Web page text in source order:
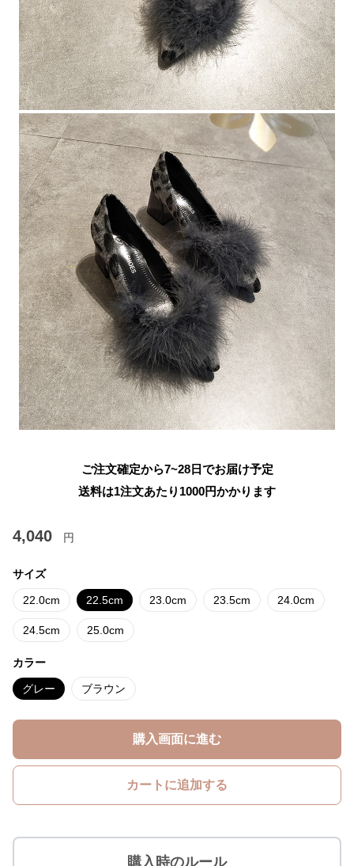
ご注文確定から7~28日でお届け予定
送料は1注文あたり 1000円かかります
4,040 円
サイズ
22.0cm 22.5cm 23.0cm 23.5cm 24.0cm
24.5cm 25.0cm
カラー
グレー ブラウン
購入画面に進む
カートに追加する
購入時のルール